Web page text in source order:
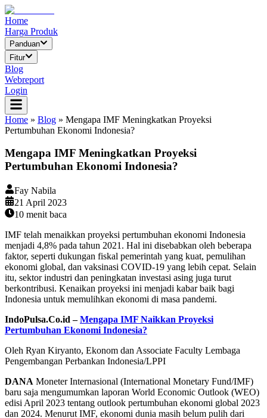
Home
Harga Produk
Panduan
Fitur
Blog
Webreport
Login
Home » Blog » Mengapa IMF Meningkatkan Proyeksi
Pertumbuhan Ekonomi Indonesia?
Mengapa IMF Meningkatkan Proyeksi
Pertumbuhan Ekonomi Indonesia?
Fay Nabila
21 April 2023
10 menit baca
IMF telah menaikkan proyeksi pertumbuhan ekonomi Indonesia
menjadi 4,8% pada tahun 2021. Hal ini disebabkan oleh beberapa
faktor, seperti dukungan fiskal pemerintah yang kuat, pemulihan
ekonomi global, dan vaksinasi COVID-19 yang lebih cepat. Selain
itu, sektor industri dan peningkatan investasi asing juga turut
berkontribusi. Kenaikan proyeksi ini menjadi kabar baik bagi
Indonesia untuk memulihkan ekonomi di masa pandemi.
IndoPulsa.Co.id –Mengapa IMF Naikkan Proyeksi
Pertumbuhan Ekonomi Indonesia?
Oleh Ryan Kiryanto, Ekonom dan Associate Faculty Lembaga
Pengembangan Perbankan Indonesia/LPPI
DANA Moneter Internasional (International Monetary Fund/IMF)
baru saja mengumumkan laporan World Economic Outlook (WEO)
edisi April 2023 tentang outlook pertumbuhan ekonomi global 2023
dan 2024. Menurut IMF, ekonomi dunia masih belum pulih dari